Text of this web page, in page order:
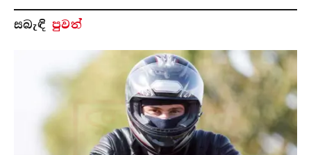
සබැ​ඳි පුවත්